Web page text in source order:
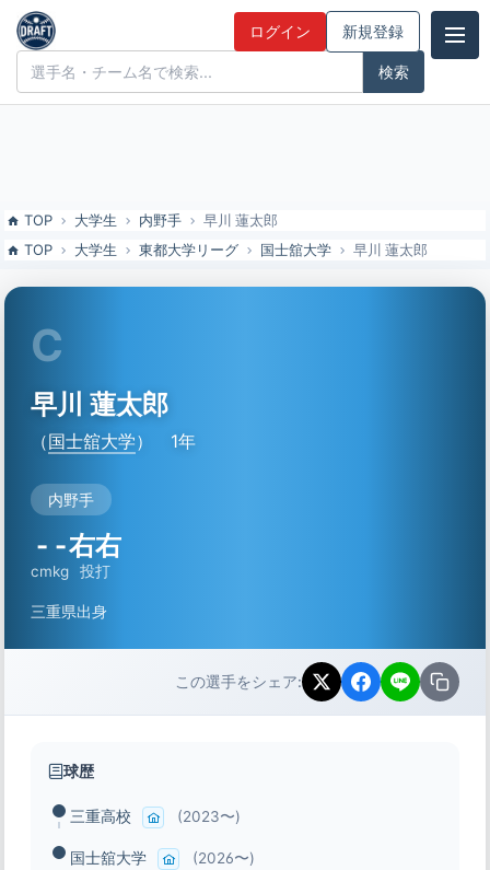
早川 蓮太郎（国士舘大）の特徴とドラフト評価 | ドラフト候補とみん
なの評価
ドラフト候補とみんなの評価 ログイン 新規登録
TOP 大学生 内野手
早川 蓮太郎
TOP
大学生 東都大学リーグ 国士舘大学 早川 蓮太郎
C
早川 蓮太郎
（国士舘大学） 1年
内野手
-
cm
-
kg
右右
投打
三重県出身
この選手をシェア:
球歴
三重高校 (2023〜)
国士舘大学 (2026〜)